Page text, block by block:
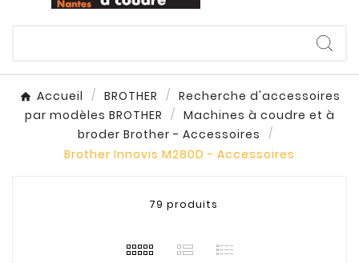
Accueil BROTHER
Recherche d'accessoires
par modèles BROTHER
Machines à coudre et à
broder Brother - Accessoires
Brother Innovis M280D - Accessoires
79 produits